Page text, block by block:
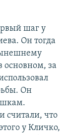
шаг у
Он тогда
основном, за
Он
считали, что
у Кличко,